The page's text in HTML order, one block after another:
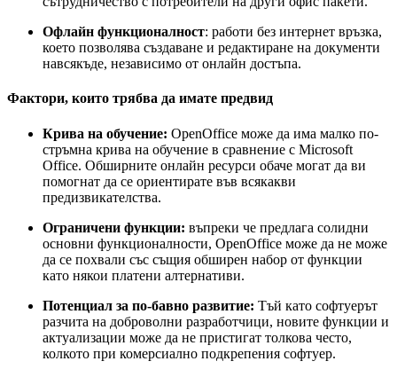
Офлайн функционалност: работи без интернет връзка,
което позволява създаване и редактиране на документи
навсякъде, независимо от онлайн достъпа.
Фактори, които трябва да имате предвид
Крива на обучение: OpenOffice може да има малко по-
стръмна крива на обучение в сравнение с Microsoft
Office. Обширните онлайн ресурси обаче могат да ви
помогнат да се ориентирате във всякакви
предизвикателства.
Ограничени функции: въпреки че предлага солидни
основни функционалности, OpenOffice може да не може
да се похвали със същия обширен набор от функции
като някои платени алтернативи.
Потенциал за по-бавно развитие: Тъй като софтуерът
разчита на доброволни разработчици, новите функции и
актуализации може да не пристигат толкова често,
колкото при комерсиално подкрепения софтуер.